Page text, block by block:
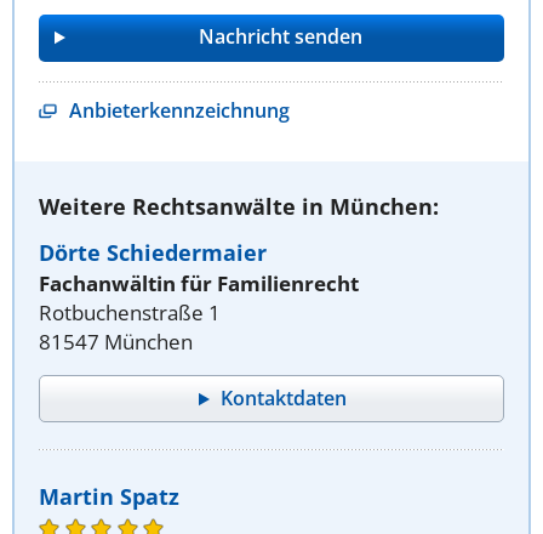
Anbieterkennzeichnung
Weitere Rechtsanwälte in München:
Dörte Schiedermaier
Fachanwältin für Familienrecht
Rotbuchenstraße 1
81547 München
Kontaktdaten
Martin Spatz